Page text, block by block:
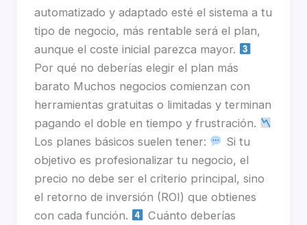
automatizado y adaptado esté el sistema a tu
tipo de negocio, más rentable será el plan,
aunque el coste inicial parezca mayor.
Por qué no deberías elegir el plan más
barato Muchos negocios comienzan con
herramientas gratuitas o limitadas y terminan
pagando el doble en tiempo y frustración.
Los planes básicos suelen tener:
Si tu
objetivo es profesionalizar tu negocio, el
precio no debe ser el criterio principal, sino
el retorno de inversión (ROI) que obtienes
con cada función.
Cuánto deberías